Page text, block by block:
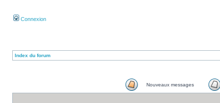
Connexion
Index du forum
Nouveaux messages